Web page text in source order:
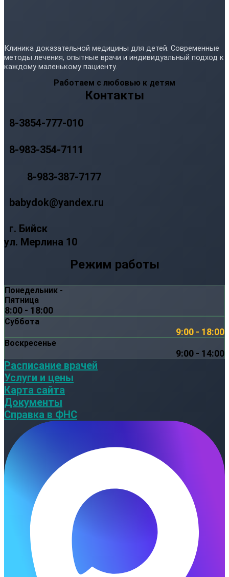
Клиника доказательной медицины для детей. Современные
методы лечения, опытные врачи и индивидуальный подход к
каждому маленькому пациенту.
Работаем с любовью к детям
Контакты
8-3854-777-010
8-983-354-7111
8-983-387-7177
babydok@yandex.ru
г. Бийск
ул. Мерлина 10
Режим работы
Понедельник -
Пятница
8:00 - 18:00
Суббота
9:00 - 18:00
Воскресенье
9:00 - 14:00
Расписание врачей
Услуги и цены
Карта сайта
Документы
Справка в ФНС